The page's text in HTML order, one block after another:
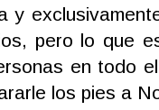
y
pero lo que
en todo
los pies a